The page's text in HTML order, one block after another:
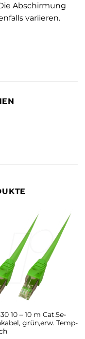
Abschirmung
variieren.
10 – 10 m Cat.5e-
grün,erw. Temp-